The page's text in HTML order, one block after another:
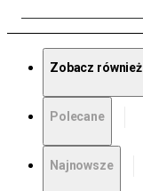
Zobacz również
Polecane
Najnowsze